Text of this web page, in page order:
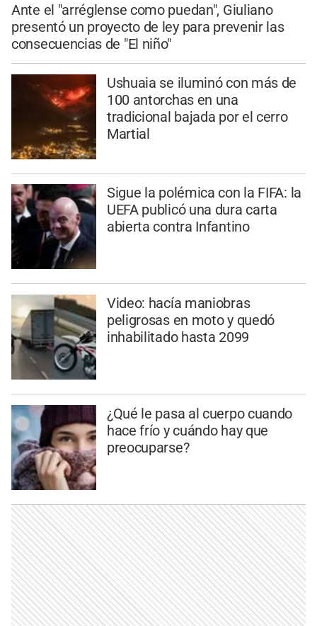
Ante el "arréglense como puedan", Giuliano
presentó un proyecto de ley para prevenir las
consecuencias de "El niño"
Ushuaia se iluminó con más de
100 antorchas en una
tradicional bajada por el cerro
Martial
Sigue la polémica con la FIFA: la
UEFA publicó una dura carta
abierta contra Infantino
Video: hacía maniobras
peligrosas en moto y quedó
inhabilitado hasta 2099
¿Qué le pasa al cuerpo cuando
hace frío y cuándo hay que
preocuparse?